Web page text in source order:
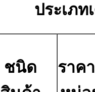
ประเภท
ชนิด
ราค